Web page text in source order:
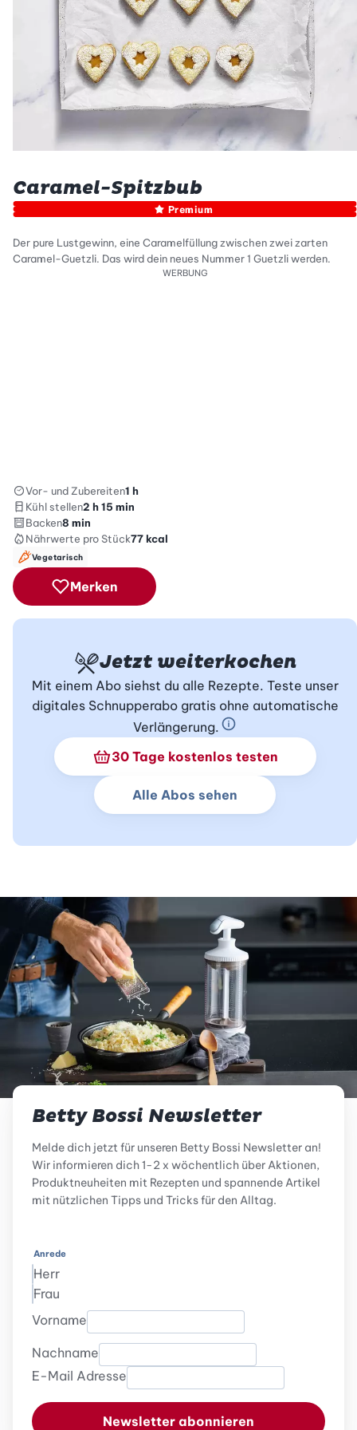
Caramel-Spitzbub
Premium
Der pure Lustgewinn, eine Caramelfüllung zwischen zwei zarten
Caramel-Guetzli. Das wird dein neues Nummer 1 Guetzli werden.
WERBUNG
Vor- und Zubereiten1 h
Kühl stellen2 h 15 min
Backen8 min
Nährwerte pro Stück77kcal
Vegetarisch
Merken
Jetzt weiterkochen
Mit einem Abo siehst du alle Rezepte. Teste unser
digitales Schnupperabo gratis ohne automatische
Verlängerung.
Schnupperabo Info
30 Tage kostenlos testen
Alle Abos sehen
Betty Bossi Newsletter
Melde dich jetzt für unseren Betty Bossi Newsletter an!
Wir informieren dich 1-2 x wöchentlich über Aktionen,
Produktneuheiten mit Rezepten und spannende Artikel
mit nützlichen Tipps und Tricks für den Alltag.
Anrede
Herr
Frau
Vorname
Nachname
E-Mail Adresse
Newsletter abonnieren